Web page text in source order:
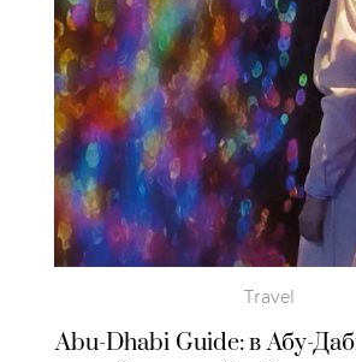
Travel
Abu-Dhabi Guide: в Абу-